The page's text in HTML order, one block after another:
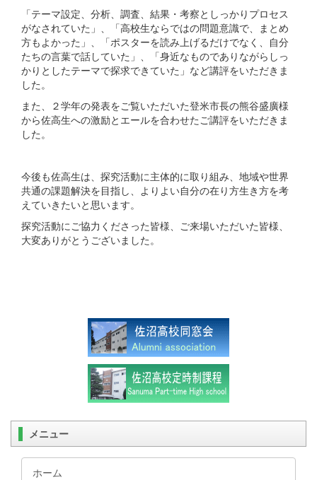
「テーマ設定、分析、調査、結果・考察としっかりプロセス
がなされていた」、「高校生ならではの問題意識で、まとめ
方もよかった」、「ポスターを読み上げるだけでなく、自分
たちの言葉で話していた」、「身近なものでありながらしっ
かりとしたテーマで探求できていた」など講評をいただきま
した。
また、２学年の発表をご覧いただいた登米市長の熊谷盛廣様
から佐高生への激励とエールを合わせたご講評をいただきま
した。
今後も佐高生は、探究活動に主体的に取り組み、地域や世界
共通の課題解決を目指し、よりよい自分の在り方生き方を考
えていきたいと思います。
探究活動にご協力くださった皆様、ご来場いただいた皆様、
大変ありがとうございました。
メニュー
ホーム